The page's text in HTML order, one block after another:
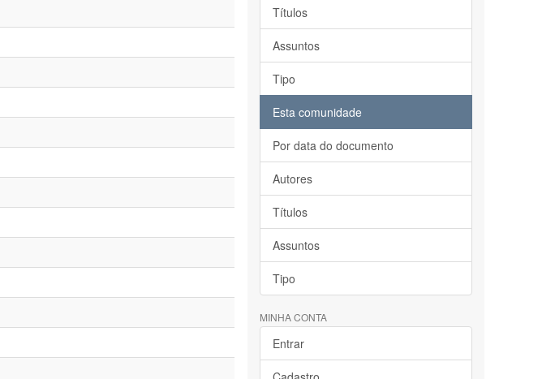
Títulos
Assuntos
Tipo
Esta comunidade
Por data do documento
Autores
Títulos
Assuntos
Tipo
MINHA CONTA
Entrar